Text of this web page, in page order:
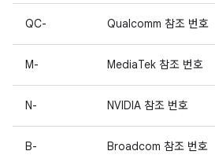
QC- Qualcomm 참조 번호
M- MediaTek 참조 번호
N- NVIDIA 참조 번호
B- Broadcom 참조 번호